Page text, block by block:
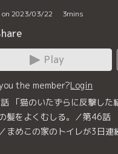
2023/03/22 3mins
Play
the member?Login
「猫のいたずらに反撃した
髪をよくむしる。／第46話
まめこの家のトイレが3日連